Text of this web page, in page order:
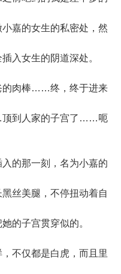
嘉的女生的私密处，然
入女生的阴道深处。
棒……终，终于进来
到人家的子宫了……呃
的那一刻，名为小嘉的
丝美腿，不停扭动着自
的子宫贯穿似的。
仅都是白虎，而且里